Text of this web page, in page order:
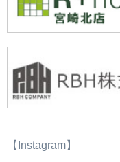
【Instagram】